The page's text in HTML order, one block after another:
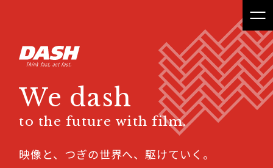
We dash
to the future with film.
映像と、つぎの世界へ、駆けていく。